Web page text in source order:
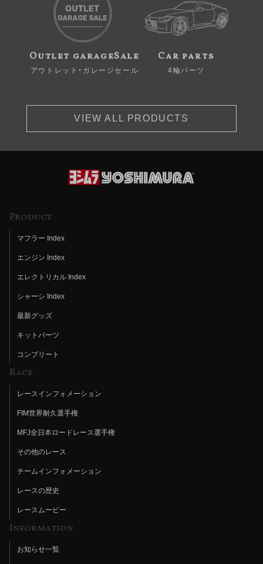
Outlet garageSale
アウトレット・ガレージセール
Car parts
4輪パーツ
VIEW ALL PRODUCTS
Product
マフラー Index
エンジン Index
エレクトリカル Index
シャーシ Index
最新グッズ
キットパーツ
コンプリート
Race
レースインフォメーション
FIM世界耐久選手権
MFJ全日本ロードレース選手権
その他のレース
チームインフォメーション
レースの歴史
レースムービー
Information
お知らせ一覧